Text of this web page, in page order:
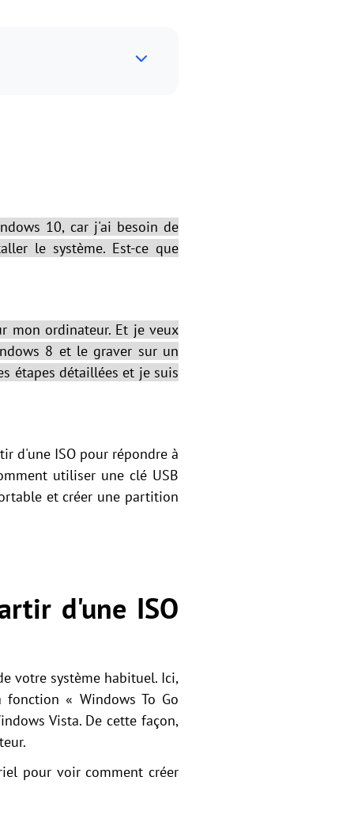
10, car j'ai besoin de
le système. Est-ce que
mon ordinateur. Et je veux
8 et le graver sur un
étapes détaillées et je suis
d'une ISO pour répondre à
utiliser une clé USB
et créer une partition
d'une ISO
votre système habituel. Ici,
« Windows To Go
Vista. De cette façon,
pour voir comment créer